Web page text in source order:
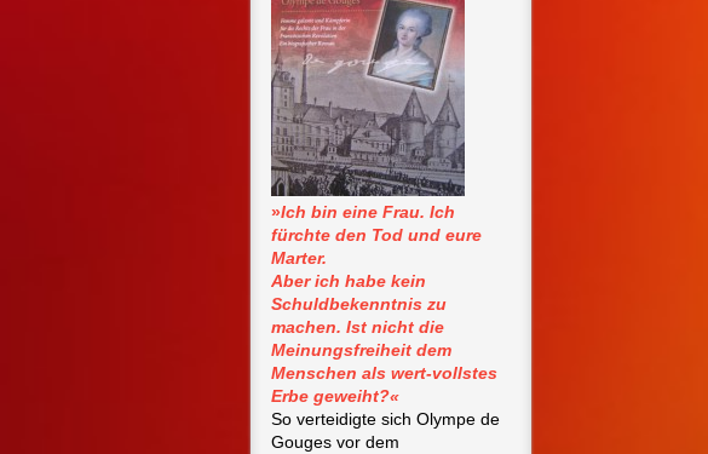
»Ich bin eine Frau. Ich
fürchte den Tod und eure
Marter.
Aber ich habe kein
Schuldbekenntnis zu
machen. Ist nicht die
Meinungsfreiheit dem
Menschen als wert-vollstes
Erbe geweiht?«
So verteidigte sich Olympe de
Gouges vor dem